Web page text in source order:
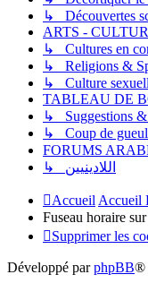
↳ Découvertes
ARTS -
↳ Cultures en
↳ Religions &
↳ Culture
TABLEAU DE
↳ Suggestions &
↳ Coup de
↳ اللادينيين
Accueil Accueil
Fuseau horaire sur
Supprimer les
Développé parphpBB®